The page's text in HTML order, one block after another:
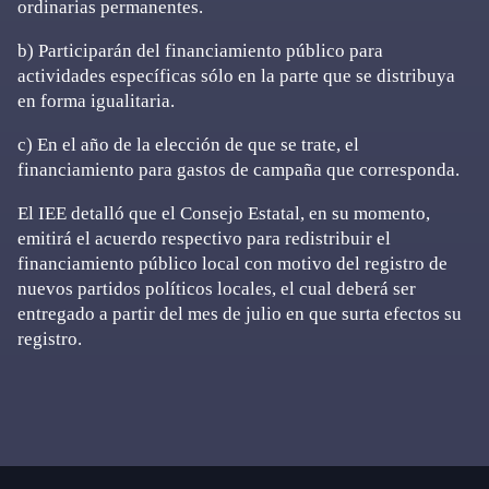
ordinarias permanentes.
b) Participarán del financiamiento público para
actividades específicas sólo en la parte que se distribuya
en forma igualitaria.
c) En el año de la elección de que se trate, el
financiamiento para gastos de campaña que corresponda.
El IEE detalló que el Consejo Estatal, en su momento,
emitirá el acuerdo respectivo para redistribuir el
financiamiento público local con motivo del registro de
nuevos partidos políticos locales, el cual deberá ser
entregado a partir del mes de julio en que surta efectos su
registro.